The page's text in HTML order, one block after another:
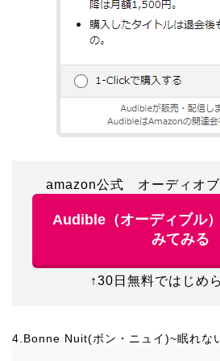
amazon公式 オーディオブ
Audible（オーディブル
みてみる
↑30日無料ではじめ
4.Bonne Nuit(ボン・ニュイ)~眠れな